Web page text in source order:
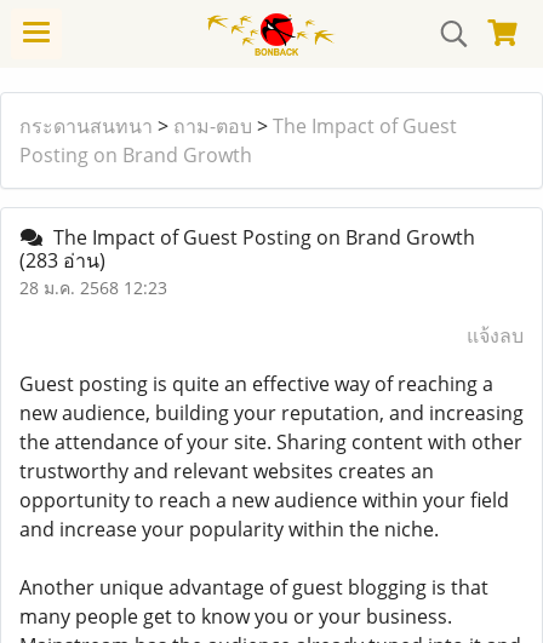
กระดานสนทนา > ถาม-ตอบ >The Impact of Guest
Posting on Brand Growth
The Impact of Guest Posting on Brand Growth
(283 อ่าน)
28 ม.ค. 2568 12:23
แจ้งลบ
Guest posting is quite an effective way of reaching a
new audience, building your reputation, and increasing
the attendance of your site. Sharing content with other
trustworthy and relevant websites creates an
opportunity to reach a new audience within your field
and increase your popularity within the niche.
Another unique advantage of guest blogging is that
many people get to know you or your business.